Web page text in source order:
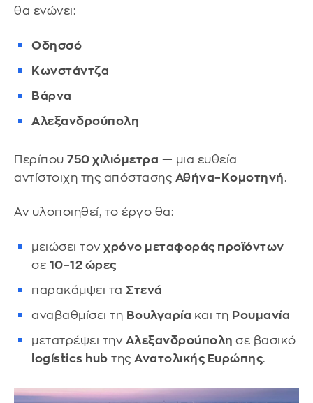
θα ενώνει:
Οδησσό
Κωνστάντζα
Βάρνα
Αλεξανδρούπολη
Περίπου 750 χιλιόμετρα — μια ευθεία
αντίστοιχη της απόστασης Αθήνα–Κομοτηνή.
Αν υλοποιηθεί, το έργο θα:
μειώσει τον χρόνο μεταφοράς προϊόντων
σε 10–12 ώρες
παρακάμψει τα Στενά
αναβαθμίσει τη Βουλγαρία και τη Ρουμανία
μετατρέψει την Αλεξανδρούπολη σε βασικό
logístics hub της Ανατολικής Ευρώπης.